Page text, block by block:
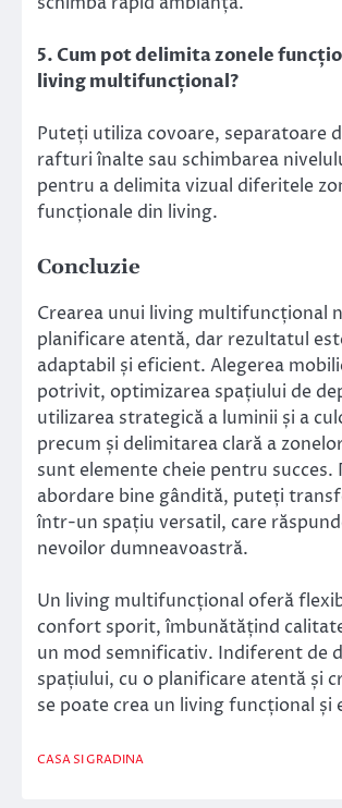
5. Cum pot delimita zonele
living multifuncțional?
Puteți utiliza covoare, separatoare
rafturi înalte sau schimbarea
pentru a delimita vizual diferitele
funcționale din living.
Concluzie
Crearea unui living multifuncțional
planificare atentă, dar rezultatul
adaptabil și eficient. Alegerea
potrivit, optimizarea spațiului de
utilizarea strategică a luminii și a
precum și delimitarea clară a
sunt elemente cheie pentru
abordare bine gândită, puteți
într-un spațiu versatil, care
nevoilor dumneavoastră.
Un living multifuncțional oferă
confort sporit, îmbunătățind
un mod semnificativ. Indiferent de
spațiului, cu o planificare atentă și
se poate crea un living funcțional și
CASA SI GRADINA